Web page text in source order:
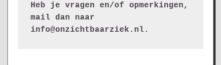
Heb je vragen en/of opmerkingen,
mail dan naar
info@onzichtbaarziek.nl.